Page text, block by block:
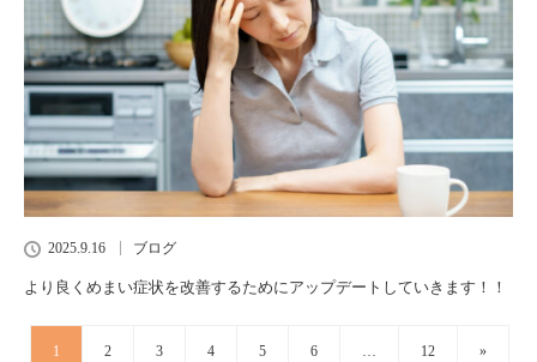
2025.9.16 ブログ
より良くめまい症状を改善するためにアップデートしていきます！！
1 2 3 4 5 6 … 12 »